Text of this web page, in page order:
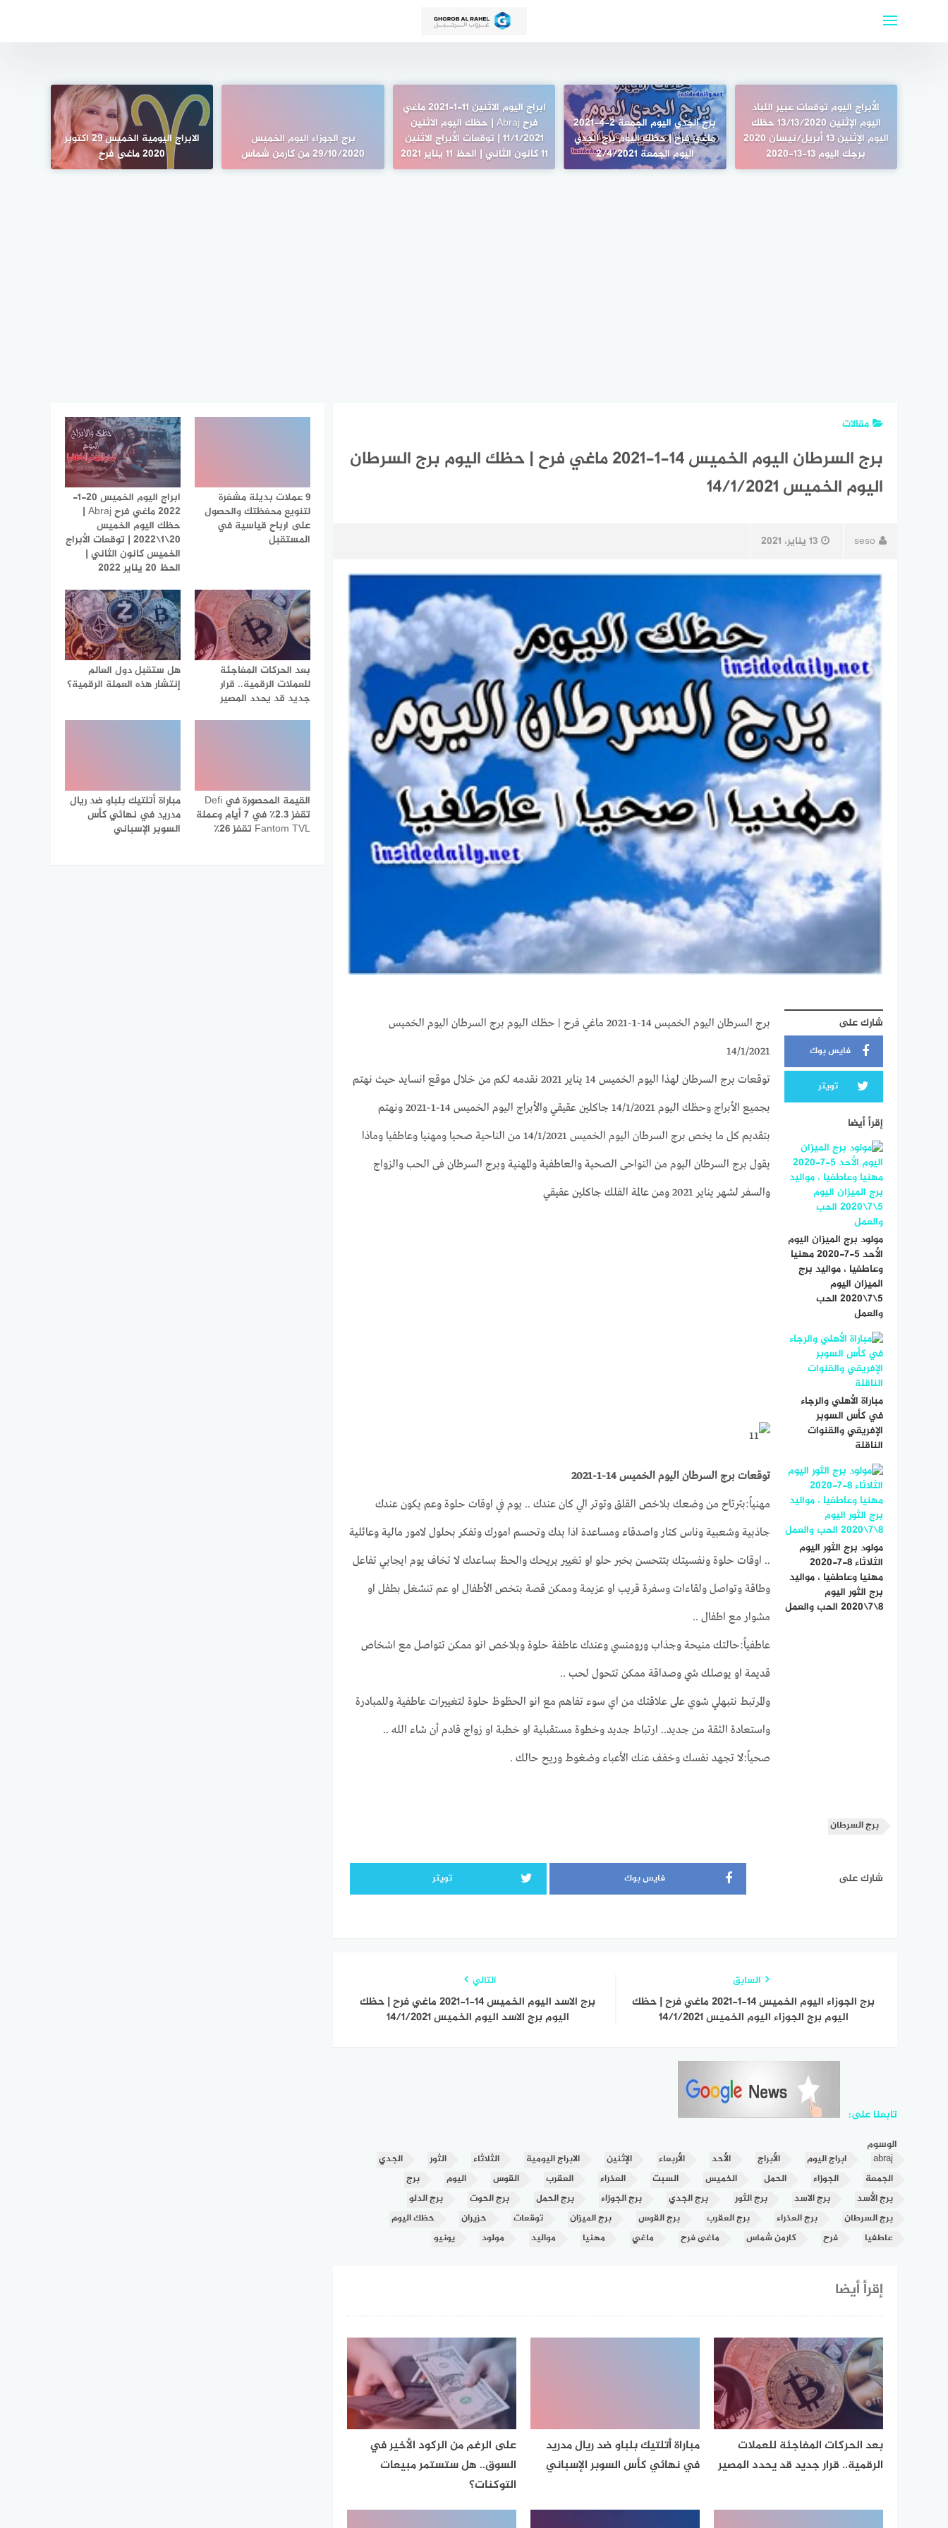
الأبراج اليوم توقعات عبير اللباد
اليوم الإثنين 13/13/2020 حظك
اليوم الإثنين 13 أبريل/نيسان 2020
برجك اليوم 13-13-2020
برج الجدي اليوم الجمعة 2-4-2021
ماغي فرح | حظك اليوم برج الجدي
اليوم الجمعة 2/4/2021
ابراج اليوم الاثنين 11-1-2021 ماغي
فرح Abraj | حظك اليوم الاثنين
11/1/2021 | توقعات الأبراج الاثنين
11 كانون الثاني | الحظ 11 يناير 2021
برج الجوزاء اليوم الخميس
29/10/2020 من كارمن شماس
الابراج اليومية الخميس 29 اكتوبر
2020 ماغى فرح
مقالات
برج السرطان اليوم الخميس 14-1-2021 ماغي فرح | حظك اليوم برج السرطان
اليوم الخميس 14/1/2021
seso 13 يناير، 2021
برج السرطان اليوم الخميس 14-1-2021 ماغي فرح | حظك اليوم برج السرطان اليوم الخميس
14/1/2021
توقعات برج السرطان لهذا اليوم الخميس 14 يناير 2021 نقدمه لكم من خلال موقع انسايد حيث نهتم
بجميع الأبراج وحظك اليوم 14/1/2021 جاكلين عقيقي والأبراج اليوم الخميس 14-1-2021 ونهتم
بتقديم كل ما يخص برج السرطان اليوم الخميس 14/1/2021 من الناحية صحيا ومهنيا وعاطفيا وماذا
يقول برج السرطان اليوم من النواحى الصحية والعاطفية والمهنية وبرج السرطان فى الحب والزواج
والسفر لشهر يناير 2021 ومن عالمة الفلك جاكلين عقيقي
توقعات برج السرطان اليوم الخميس 14-1-2021
مهنياً:بترتاح من وضعك بلاخص القلق وتوتر الي كان عندك .. يوم في اوقات حلوة وعم يكون عندك
جاذبية وشعبية وناس كتار واصدقاء ومساعدة اذا بدك وتحسم امورك وتفكر بحلول لامور مالية وعائلية
.. اوقات حلوة ونفسيتك بتتحسن بخبر حلو او تغيير بريحك والحظ بساعدك لا تخاف يوم ايجابي تفاعل
وطاقة وتواصل ولقاءات وسفرة قريب او عزيمة وممكن قصة بتخص الأطفال او عم تنشغل بطفل او
مشوار مع اطفال ..
عاطفياً:حالتك منيحة وجذاب ورومنسي وعندك عاطفة حلوة وبلاخص انو ممكن تتواصل مع اشخاص
قديمة او يوصلك شي وصداقة ممكن تتحول لحب ..
والمرتبط نتبهلي شوي على علاقتك من اي سوء تفاهم مع انو الحظوظ حلوة لتغييرات عاطفية وللمبادرة
واستعادة الثقة من جديد.. ارتباط جديد وخطوة مستقبلية او خطبة او زواج قادم أن شاء الله ..
صحياً:لا تجهد نفسك وخفف عنك الأعباء وضغوط وريح حالك .
شارك على
فايس بوك
تويتر
إقرأ أيضا
مولود برج الميزان اليوم
الأحد 5-7-2020 مهنيا
وعاطفيا ، مواليد برج
الميزان اليوم
5\7\2020 الحب
والعمل
مباراة الأهلي والرجاء
في كأس السوبر
الإفريقي والقنوات
الناقلة
مولود برج الثور اليوم
الثلاثاء 8-7-2020
مهنيا وعاطفيا ، مواليد
برج الثور اليوم
8\7\2020 الحب والعمل
برج السرطان
شارك على فايس بوك تويتر
السابق
برج الجوزاء اليوم الخميس 14-1-2021 ماغي فرح | حظك
اليوم برج الجوزاء اليوم الخميس 14/1/2021
التالي
برج الاسد اليوم الخميس 14-1-2021 ماغي فرح | حظك
اليوم برج الاسد اليوم الخميس 14/1/2021
تابعنا على:
الوسوم
abraj ابراج اليوم الأبراج الأحد الأربعاء الإثنين الابراج اليومية الثلاثاء الثور
الجدي
الجمعة
الجوزاء الحمل الخميس السبت العذراء العقرب القوس اليوم
برج
برج الأسد
برج الاسد برج الثور برج الجدي برج الجوزاء برج الحمل برج الحوت
برج الدلو
برج السرطان
برج العذراء برج العقرب برج القوس برج الميزان توقعات حزيران
حظك اليوم
عاطفيا
فرح كارمن شماس ماغى فرح ماغي مهنيا مواليد مولود يونيو
إقرأ أيضا
بعد الحركات المفاجئة للعملات
الرقمية.. قرار جديد قد يحدد المصير
مباراة أتلتيك بلباو ضد ريال مدريد
في نهائي كأس السوبر الإسباني
على الرغم من الركود الأخير في
السوق.. هل ستستمر مبيعات
التوكنات؟
9 عملات بديلة مشفرة
لتنويع محفظتك والحصول
على ارباح قياسية في
المستقبل
ابراج اليوم الخميس 20-1-
2022 ماغي فرح Abraj |
حظك اليوم الخميس
20\1\2022 | توقعات الأبراج
الخميس كانون الثاني |
الحظ 20 يناير 2022
بعد الحركات المفاجئة
للعملات الرقمية.. قرار
جديد قد يحدد المصير
هل ستقبل دول العالم
إنتشار هذه العملة الرقمية؟
القيمة المحصورة في Defi
تقفز 2.3٪ في 7 أيام وعملة
Fantom TVL تقفز 26٪
مباراة أتلتيك بلباو ضد ريال
مدريد في نهائي كأس
السوبر الإسباني